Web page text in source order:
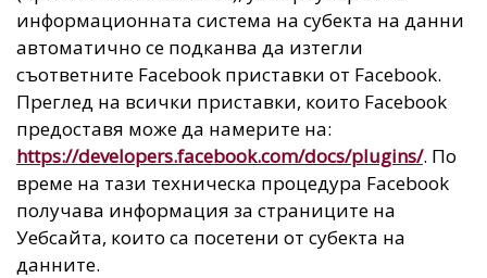
информационната система на субекта на данни
автоматично се подканва да изтегли
съответните Facebook приставки от Facebook.
Преглед на всички приставки, които Facebook
предоставя може да намерите на:
https://developers.facebook.com/docs/plugins/. По
време на тази техническа процедура Facebook
получава информация за страниците на
Уебсайта, които са посетени от субекта на
данните.